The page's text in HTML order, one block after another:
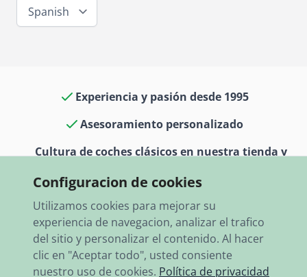
Spanish
Experiencia y pasión desde 1995
Asesoramiento personalizado
Cultura de coches clásicos en nuestra tienda y
Envío rápido a todo el mundo
Configuracion de cookies
Utilizamos cookies para mejorar su
experiencia de navegacion, analizar el trafico
del sitio y personalizar el contenido. Al hacer
clic en "Aceptar todo", usted consiente
nuestro uso de cookies. Política de privacidad